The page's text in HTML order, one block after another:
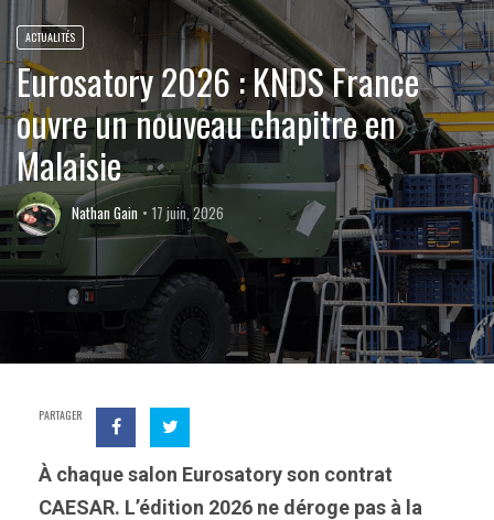
ACTUALITÉS
Eurosatory 2026 : KNDS France
ouvre un nouveau chapitre en
Malaisie
Nathan Gain 17 juin, 2026
PARTAGER
À chaque salon Eurosatory son contrat
CAESAR. L’édition 2026 ne déroge pas à la